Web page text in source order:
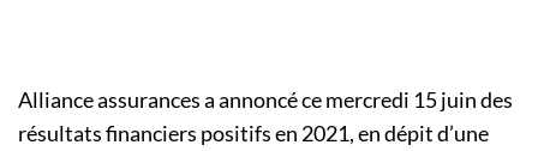
Alliance assurances a annoncé ce mercredi 15 juin des
résultats financiers positifs en 2021, en dépit d’une